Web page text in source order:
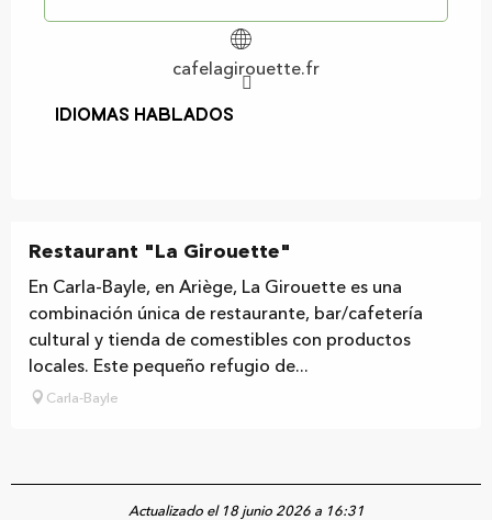
cafelagirouette.fr
Idiomas hablados
Idiomas hablados
Restaurant "La Girouette"
En Carla-Bayle, en Ariège, La Girouette es una
combinación única de restaurante, bar/cafetería
cultural y tienda de comestibles con productos
locales. Este pequeño refugio de...
Carla-Bayle
Actualizado el 18 junio 2026 a 16:31